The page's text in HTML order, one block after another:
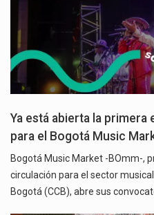
Ya está abierta la
para el Bogotá Music
Bogotá Music Market -BOmm-,
circulación para el sector
Bogotá (CCB), abre sus